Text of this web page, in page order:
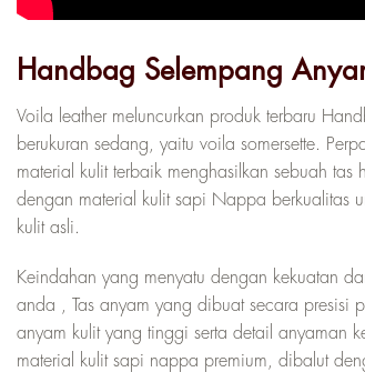
Handbag Selempang
Voila leather meluncurkan produk terbaru
berukuran sedang, yaitu voila somersette.
material kulit terbaik menghasilkan sebuah tas
dengan material kulit sapi Nappa berkualitas
kulit asli.
Keindahan yang menyatu dengan kekuatan
anda , Tas anyam yang dibuat secara presisi
anyam kulit yang tinggi serta detail anyaman
material kulit sapi nappa premium, dibalut